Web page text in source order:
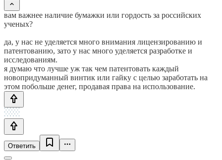
вам важнее наличие бумажки или гордость за российских
ученых?
да, у нас не уделяется много внимания лицензированию и
патентованию, зато у нас много уделяется разработке и
исследованиям.
я думаю что лучше уж так чем патентовать каждый
новопридуманный винтик или гайку с целью заработать на
этом побольше денег, продавая права на использование.
Ответить